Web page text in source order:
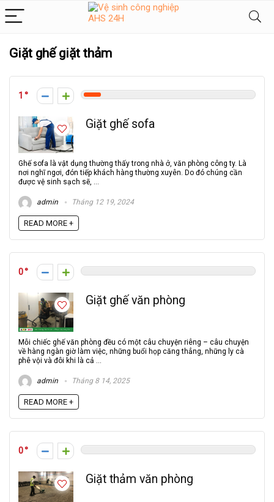
Giặt ghế giặt thảm
1
Giặt ghế sofa
Ghế sofa là vật dụng thường thấy trong nhà ở, văn phòng công ty. Là
nơi nghĩ ngơi, đón tiếp khách hàng thường xuyên. Do đó chúng cần
được vệ sinh sạch sẽ, ...
admin Tháng 12 19, 2024
READ MORE +
0
Giặt ghế văn phòng
Mỗi chiếc ghế văn phòng đều có một câu chuyện riêng – câu chuyện
về hàng ngàn giờ làm việc, những buổi họp căng thẳng, những ly cà
phê vội và đôi khi là cả ...
admin Tháng 8 14, 2025
READ MORE +
0
Giặt thảm văn phòng